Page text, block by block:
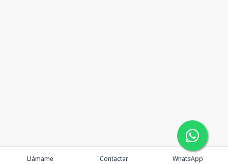
Llámame Contactar WhatsApp